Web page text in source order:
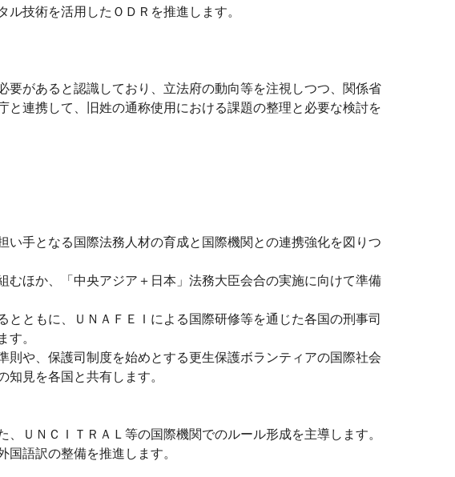
技術を活用したＯＤＲを推進します。
があると認識しており、立法府の動向等を注視しつつ、関係省
連携して、旧姓の通称使用における課題の整理と必要な検討を
手となる国際法務人材の育成と国際機関との連携強化を図りつ
ほか、「中央アジア＋日本」法務大臣会合の実施に向けて準備
ともに、ＵＮＡＦＥＩによる国際研修等を通じた各国の刑事司
す。
や、保護司制度を始めとする更生保護ボランティアの国際社会
見を各国と共有します。
ＵＮＣＩＴＲＡＬ等の国際機関でのルール形成を主導します。
語訳の整備を推進します。